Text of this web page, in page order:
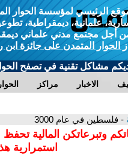
الرئيسي لمؤسسة الحوار
علمانية، ديمقراطية،
أجل مجتمع مدني علماني
الحوار المتمدن على جائزة ابن
مشاكل تقنية في تصفح
مراكز الاخبار
- فلسطين في عام 3000
وتبرعاتكن المالية
استمرارية